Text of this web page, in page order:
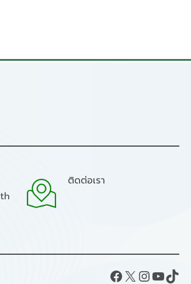
ติดต่อเรา
Facebook X InstagramYouTube TikTok